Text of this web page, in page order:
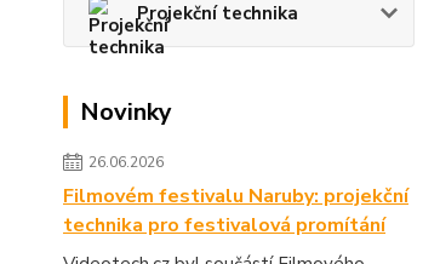
Projekční technika
Novinky
26.06.2026
Filmovém festivalu Naruby: projekční
technika pro festivalová promítání